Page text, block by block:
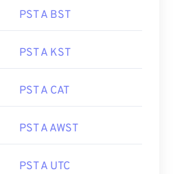
PST A BST
PST A KST
PST A CAT
PST A AWST
PST A UTC